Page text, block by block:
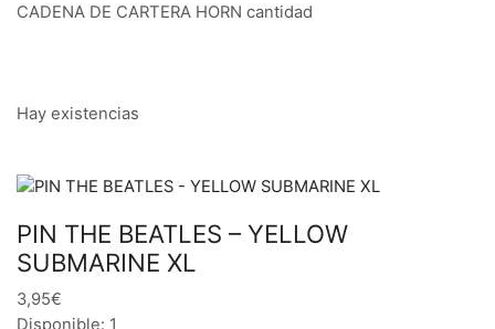
CADENA DE CARTERA HORN cantidad
Hay existencias
PIN THE BEATLES – YELLOW
SUBMARINE XL
3,95€
Disponible: 1